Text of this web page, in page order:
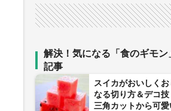
解決！気になる「食のギモン
記事
スイカがおいしく
なる切り方＆デコ
三角カットから可